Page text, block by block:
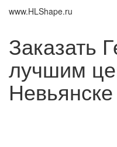
www.HLShape.ru
Заказать
лучшим
Невьянске